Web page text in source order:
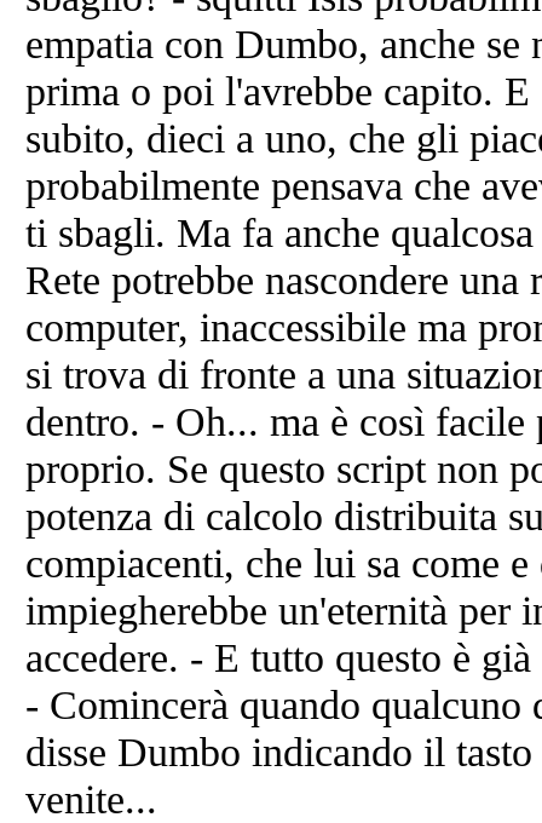
empatia con Dumbo, anche se
prima o poi l'avrebbe capito. E
subito, dieci a uno, che gli
probabilmente pensava che
ti sbagli. Ma fa anche
Rete potrebbe nascondere
computer, inaccessibile ma
si trova di fronte a una
dentro. - Oh... ma è così facile
proprio. Se questo script non
potenza di calcolo distribuita
compiacenti, che lui sa come
impiegherebbe un'eternità per
accedere. - E tutto questo è
- Comincerà quando
disse Dumbo indicando il
venite...